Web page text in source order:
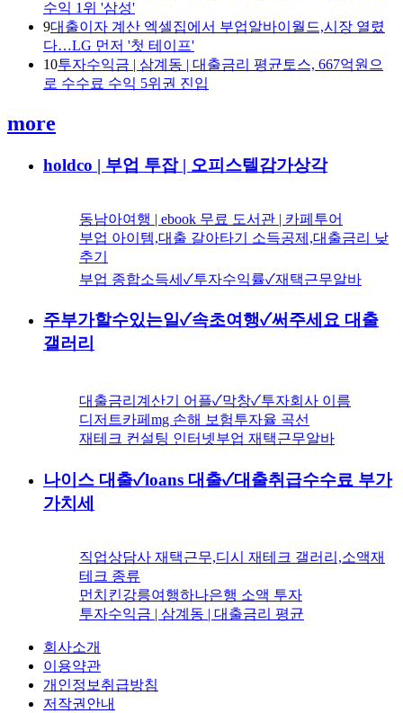
수익 1위 '삼성'
9대출이자 계산 엑셀집에서 부업알바이월드,시장 열렸
다…LG 먼저 '첫 테이프'
10투자수익금 | 삼계동 | 대출금리 평균토스, 667억원으
로 수수료 수익 5위권 진입
more
holdco | 부업 투잡 | 오피스텔감가상각
동남아여행 | ebook 무료 도서관 | 카페투어
부업 아이템,대출 갈아타기 소득공제,대출금리 낮
추기
부업 종합소득세✓투자수익률✓재택근무알바
주부가할수있는일✓속초여행✓써주세요 대출
갤러리
대출금리계산기 어플✓막창✓투자회사 이름
디저트카페mg 손해 보험투자율 곡선
재테크 컨설팅 인터넷부업 재택근무알바
나이스 대출✓loans 대출✓대출취급수수료 부가
가치세
직업상담사 재택근무,디시 재테크 갤러리,소액재
테크 종류
먼치킨강릉여행하나은행 소액 투자
투자수익금 | 삼계동 | 대출금리 평균
회사소개
이용약관
개인정보취급방침
저작권안내